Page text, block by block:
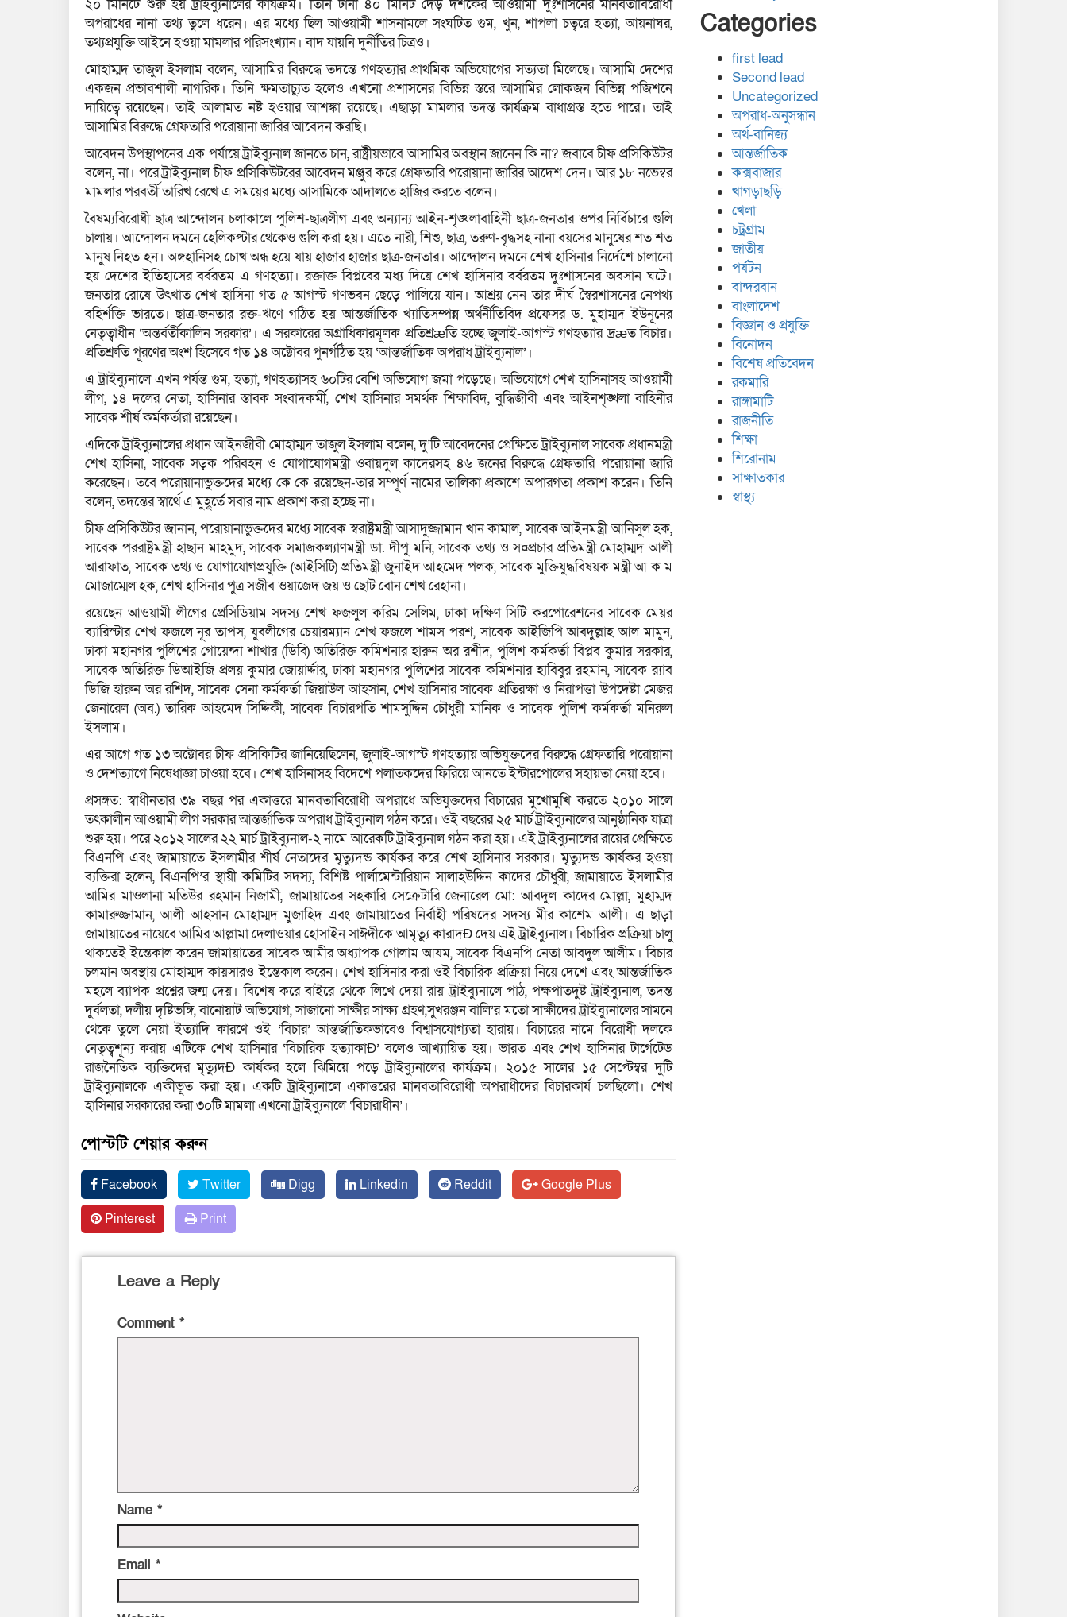
২০ মিনিটে শুরু হয় ট্রাইব্যুনালের কার্যক্রম। তিনি টানা ৪০ মিনিট দেড় দশকের আওয়ামী দুঃশাসনের মানবতাবিরোধী
অপরাধের নানা তথ্য তুলে ধরেন। এর মধ্যে ছিল আওয়ামী শাসনামলে সংঘটিত গুম, খুন, শাপলা চত্বরে হত্যা, আয়নাঘর,
তথ্যপ্রযুক্তি আইনে হওয়া মামলার পরিসংখ্যান। বাদ যায়নি দুর্নীতির চিত্রও।
মোহাম্মদ তাজুল ইসলাম বলেন, আসামির বিরুদ্ধে তদন্তে গণহত্যার প্রাথমিক অভিযোগের সত্যতা মিলেছে। আসামি দেশের
একজন প্রভাবশালী নাগরিক। তিনি ক্ষমতাচ্যুত হলেও এখনো প্রশাসনের বিভিন্ন স্তরে আসামির লোকজন বিভিন্ন পজিশনে
দায়িত্বে রয়েছেন। তাই আলামত নষ্ট হওয়ার আশঙ্কা রয়েছে। এছাড়া মামলার তদন্ত কার্যক্রম বাধাগ্রস্ত হতে পারে। তাই
আসামির বিরুদ্ধে গ্রেফতারি পরোয়ানা জারির আবেদন করছি।
আবেদন উপস্থাপনের এক পর্যায়ে ট্রাইব্যুনাল জানতে চান, রাষ্ট্রীয়ভাবে আসামির অবস্থান জানেন কি না? জবাবে চীফ প্রসিকিউটর
বলেন, না। পরে ট্রাইব্যুনাল চীফ প্রসিকিউটরের আবেদন মঞ্জুর করে গ্রেফতারি পরোয়ানা জারির আদেশ দেন। আর ১৮ নভেম্বর
মামলার পরবর্তী তারিখ রেখে এ সময়ের মধ্যে আসামিকে আদালতে হাজির করতে বলেন।
বৈষম্যবিরোধী ছাত্র আন্দোলন চলাকালে পুলিশ-ছাত্রলীগ এবং অন্যান্য আইন-শৃঙ্খলাবাহিনী ছাত্র-জনতার ওপর নির্বিচারে গুলি
চালায়। আন্দোলন দমনে হেলিকপ্টার থেকেও গুলি করা হয়। এতে নারী, শিশু, ছাত্র, তরুণ-বৃদ্ধসহ নানা বয়সের মানুষের শত শত
মানুষ নিহত হন। অঙ্গহানিসহ চোখ অন্ধ হয়ে যায় হাজার হাজার ছাত্র-জনতার। আন্দোলন দমনে শেখ হাসিনার নির্দেশে চালানো
হয় দেশের ইতিহাসের বর্বরতম এ গণহত্যা। রক্তাক্ত বিপ্লবের মধ্য দিয়ে শেখ হাসিনার বর্বরতম দুঃশাসনের অবসান ঘটে।
জনতার রোষে উৎখাত শেখ হাসিনা গত ৫ আগস্ট গণভবন ছেড়ে পালিয়ে যান। আশ্রয় নেন তার দীর্ঘ স্বৈরশাসনের নেপথ্য
বহির্শক্তি ভারতে। ছাত্র-জনতার রক্ত-ঋণে গঠিত হয় আন্তর্জাতিক খ্যাতিসম্পন্ন অর্থর্নীতিবিদ প্রফেসর ড. মুহাম্মদ ইউনূনের
নেতৃত্বাধীন ‘অন্তর্বর্তীকালিন সরকার’। এ সরকারের অগ্রাধিকারমূলক প্রতিশ্রæতি হচ্ছে জুলাই-আগস্ট গণহত্যার দ্রæত বিচার।
প্রতিশ্রুতি পূরণের অংশ হিসেবে গত ১৪ অক্টোবর পুনর্গঠিত হয় ‘আন্তর্জাতিক অপরাধ ট্রাইব্যুনাল’।
এ ট্রাইব্যুনালে এখন পর্যন্ত গুম, হত্যা, গণহত্যাসহ ৬০টির বেশি অভিযোগ জমা পড়েছে। অভিযোগে শেখ হাসিনাসহ আওয়ামী
লীগ, ১৪ দলের নেতা, হাসিনার স্তাবক সংবাদকর্মী, শেখ হাসিনার সমর্থক শিক্ষাবিদ, বুদ্ধিজীবী এবং আইনশৃঙ্খলা বাহিনীর
সাবেক শীর্ষ কর্মকর্তারা রয়েছেন।
এদিকে ট্রাইব্যুনালের প্রধান আইনজীবী মোহাম্মদ তাজুল ইসলাম বলেন, দু’টি আবেদনের প্রেক্ষিতে ট্রাইব্যুনাল সাবেক প্রধানমন্ত্রী
শেখ হাসিনা, সাবেক সড়ক পরিবহন ও যোগাযোগমন্ত্রী ওবায়দুল কাদেরসহ ৪৬ জনের বিরুদ্ধে গ্রেফতারি পরোয়ানা জারি
করেছেন। তবে পরোয়ানাভুক্তদের মধ্যে কে কে রয়েছেন-তার সম্পূর্ণ নামের তালিকা প্রকাশে অপারগতা প্রকাশ করেন। তিনি
বলেন, তদন্তের স্বার্থে এ মুহূর্তে সবার নাম প্রকাশ করা হচ্ছে না।
চীফ প্রসিকিউটর জানান, পরোয়ানাভুক্তদের মধ্যে সাবেক স্বরাষ্ট্রমন্ত্রী আসাদুজ্জামান খান কামাল, সাবেক আইনমন্ত্রী আনিসুল হক,
সাবেক পররাষ্ট্রমন্ত্রী হাছান মাহমুদ, সাবেক সমাজকল্যাণমন্ত্রী ডা. দীপু মনি, সাবেক তথ্য ও স¤প্রচার প্রতিমন্ত্রী মোহাম্মদ আলী
আরাফাত, সাবেক তথ্য ও যোগাযোগপ্রযুক্তি (আইসিটি) প্রতিমন্ত্রী জুনাইদ আহমেদ পলক, সাবেক মুক্তিযুদ্ধবিষয়ক মন্ত্রী আ ক ম
মোজাম্মেল হক, শেখ হাসিনার পুত্র সজীব ওয়াজেদ জয় ও ছোট বোন শেখ রেহানা।
রয়েছেন আওয়ামী লীগের প্রেসিডিয়াম সদস্য শেখ ফজলুল করিম সেলিম, ঢাকা দক্ষিণ সিটি করপোরেশনের সাবেক মেয়র
ব্যারিস্টার শেখ ফজলে নূর তাপস, যুবলীগের চেয়ারম্যান শেখ ফজলে শামস পরশ, সাবেক আইজিপি আবদুল্লাহ আল মামুন,
ঢাকা মহানগর পুলিশের গোয়েন্দা শাখার (ডিবি) অতিরিক্ত কমিশনার হারুন অর রশীদ, পুলিশ কর্মকর্তা বিপ্লব কুমার সরকার,
সাবেক অতিরিক্ত ডিআইজি প্রলয় কুমার জোয়ার্দ্দার, ঢাকা মহানগর পুলিশের সাবেক কমিশনার হাবিবুর রহমান, সাবেক র‌্যাব
ডিজি হারুন অর রশিদ, সাবেক সেনা কর্মকর্তা জিয়াউল আহসান, শেখ হাসিনার সাবেক প্রতিরক্ষা ও নিরাপত্তা উপদেষ্টা মেজর
জেনারেল (অব.) তারিক আহমেদ সিদ্দিকী, সাবেক বিচারপতি শামসুদ্দিন চৌধুরী মানিক ও সাবেক পুলিশ কর্মকর্তা মনিরুল
ইসলাম।
এর আগে গত ১৩ অক্টোবর চীফ প্রসিকিটির জানিয়েছিলেন, জুলাই-আগস্ট গণহত্যায় অভিযুক্তদের বিরুদ্ধে গ্রেফতারি পরোয়ানা
ও দেশত্যাগে নিষেধাজ্ঞা চাওয়া হবে। শেখ হাসিনাসহ বিদেশে পলাতকদের ফিরিয়ে আনতে ইন্টারপোলের সহায়তা নেয়া হবে।
প্রসঙ্গত: স্বাধীনতার ৩৯ বছর পর একাত্তরে মানবতাবিরোধী অপরাধে অভিযুক্তদের বিচারের মুখোমুখি করতে ২০১০ সালে
তৎকালীন আওয়ামী লীগ সরকার আন্তর্জাতিক অপরাধ ট্রাইব্যুনাল গঠন করে। ওই বছরের ২৫ মার্চ ট্রাইব্যুনালের আনুষ্ঠানিক যাত্রা
শুরু হয়। পরে ২০১২ সালের ২২ মার্চ ট্রাইব্যুনাল-২ নামে আরেকটি ট্রাইব্যুনাল গঠন করা হয়। এই ট্রাইব্যুনালের রায়ের প্রেক্ষিতে
বিএনপি এবং জামায়াতে ইসলামীর শীর্ষ নেতাদের মৃত্যুদন্ড কার্যকর করে শেখ হাসিনার সরকার। মৃত্যুদন্ড কার্যকর হওয়া
ব্যক্তিরা হলেন, বিএনপি’র স্থায়ী কমিটির সদস্য, বিশিষ্ট পার্লামেন্টারিয়ান সালাহউদ্দিন কাদের চৌধুরী, জামায়াতে ইসলামীর
আমির মাওলানা মতিউর রহমান নিজামী, জামায়াতের সহকারি সেক্রেটারি জেনারেল মো: আবদুল কাদের মোল্লা, মুহাম্মদ
কামারুজ্জামান, আলী আহসান মোহাম্মদ মুজাহিদ এবং জামায়াতের নির্বাহী পরিষদের সদস্য মীর কাশেম আলী। এ ছাড়া
জামায়াতের নায়েবে আমির আল্লামা দেলাওয়ার হোসাইন সাঈদীকে আমৃত্যু কারাদÐ দেয় এই ট্রাইব্যুনাল। বিচারিক প্রক্রিয়া চালু
থাকতেই ইন্তেকাল করেন জামায়াতের সাবেক আমীর অধ্যাপক গোলাম আযম, সাবেক বিএনপি নেতা আবদুল আলীম। বিচার
চলমান অবস্থায় মোহাম্মদ কায়সারও ইন্তেকাল করেন। শেখ হাসিনার করা ওই বিচারিক প্রক্রিয়া নিয়ে দেশে এবং আন্তর্জাতিক
মহলে ব্যাপক প্রশ্নের জন্ম দেয়। বিশেষ করে বাইরে থেকে লিখে দেয়া রায় ট্রাইব্যুনালে পাঠ, পক্ষপাতদুষ্ট ট্রাইব্যুনাল, তদন্ত
দুর্বলতা, দলীয় দৃষ্টিভঙ্গি, বানোয়াট অভিযোগ, সাজানো সাক্ষীর সাক্ষ্য গ্রহণ,সুখরঞ্জন বালি’র মতো সাক্ষীদের ট্রাইব্যুনালের সামনে
থেকে তুলে নেয়া ইত্যাদি কারণে ওই ‘বিচার’ আন্তর্জাতিকভাবেও বিশ্বাসযোগ্যতা হারায়। বিচারের নামে বিরোধী দলকে
নেতৃত্বশূন্য করায় এটিকে শেখ হাসিনার ‘বিচারিক হত্যাকাÐ’ বলেও আখ্যায়িত হয়। ভারত এবং শেখ হাসিনার টার্গেটেড
রাজনৈতিক ব্যক্তিদের মৃত্যুদÐ কার্যকর হলে ঝিমিয়ে পড়ে ট্রাইব্যুনালের কার্যক্রম। ২০১৫ সালের ১৫ সেপ্টেম্বর দুটি
ট্রাইব্যুনালকে একীভূত করা হয়। একটি ট্রাইব্যুনালে একাত্তরের মানবতাবিরোধী অপরাধীদের বিচারকার্য চলছিলো। শেখ
হাসিনার সরকারের করা ৩০টি মামলা এখনো ট্রাইব্যুনালে ‘বিচারাধীন’।
পোস্টটি শেয়ার করুন
Facebook Twitter Digg Linkedin Reddit
Google Plus
Pinterest
Print
Leave a Reply
Comment *
Name *
Email *
Categories
first lead
Second lead
Uncategorized
অপরাধ-অনুসন্ধান
অর্থ-বানিজ্য
আন্তর্জাতিক
কক্সবাজার
খাগড়াছড়ি
খেলা
চট্রগ্রাম
জাতীয়
পর্যটন
বান্দরবান
বাংলাদেশ
বিজ্ঞান ও প্রযুক্তি
বিনোদন
বিশেষ প্রতিবেদন
রকমারি
রাঙ্গামাটি
রাজনীতি
শিক্ষা
শিরোনাম
সাক্ষাতকার
স্বাস্থ্য